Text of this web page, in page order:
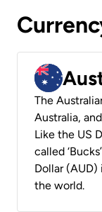
The
Australia,
Like the US
called
Dollar
the world.